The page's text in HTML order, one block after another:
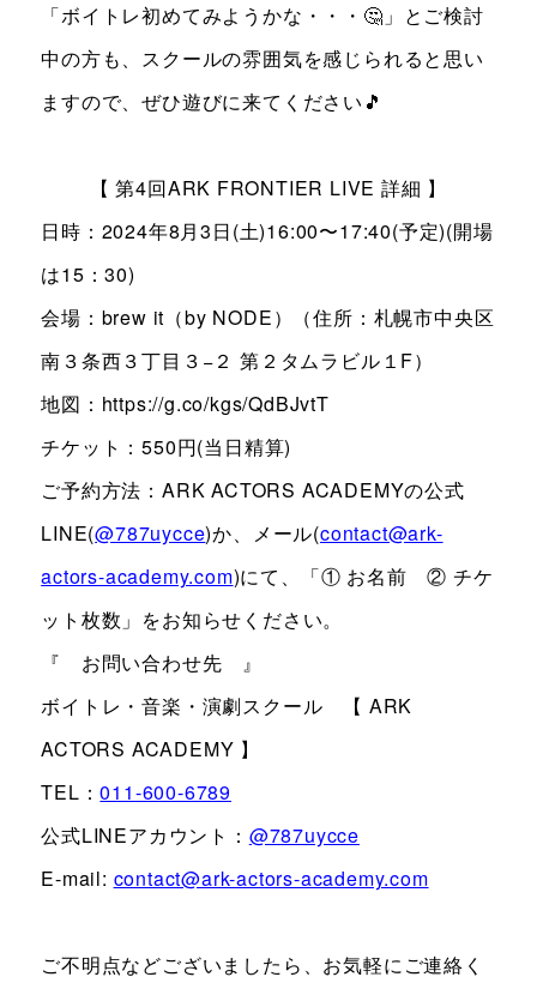
「ボイトレ初めてみようかな・・・🤔」とご検討
中の方も、スクールの雰囲気を感じられると思い
ますので、ぜひ遊びに来てください🎵
【 第4回ARK FRONTIER LIVE 詳細 】
日時：2024年8月3日(土)16:00〜17:40(予定)(開場
は15：30)
会場：brew it（by NODE）（住所：札幌市中央区
南３条西３丁目３−２ 第２タムラビル１F）
地図：https://g.co/kgs/QdBJvtT
チケット：550円(当日精算)
ご予約方法：ARK ACTORS ACADEMYの公式
LINE(@787uycce)か、メール(contact@ark-
actors-academy.com)にて、「① お名前 ② チケ
ット枚数」をお知らせください。
『 お問い合わせ先 』
ボイトレ・音楽・演劇スクール 【 ARK
ACTORS ACADEMY 】
TEL：011-600-6789
公式LINEアカウント： @787uycce
E-mail: contact@ark-actors-academy.com
ご不明点などございましたら、お気軽にご連絡く